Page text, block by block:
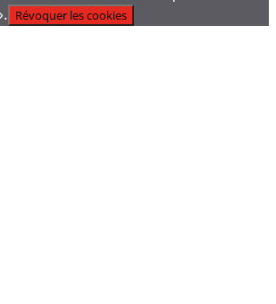
Révoquer les cookies